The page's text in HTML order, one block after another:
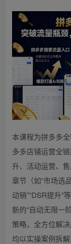
本课程为拼多多
多多店铺运营全
升、活动运营、
章节（如“市场选
动销”“DSR提升”
新的“自动无限一
策略，全方位解
均以实操案例拆